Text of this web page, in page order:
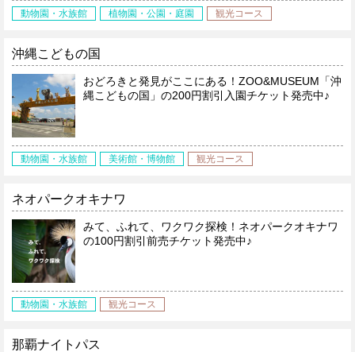
動物園・水族館 植物園・公園・庭園 観光コース
沖縄こどもの国
おどろきと発見がここにある！ZOO&MUSEUM「沖
縄こどもの国」の200円割引入園チケット発売中♪
動物園・水族館 美術館・博物館 観光コース
ネオパークオキナワ
みて、ふれて、ワクワク探検！ネオパークオキナワ
の100円割引前売チケット発売中♪
動物園・水族館 観光コース
那覇ナイトパス